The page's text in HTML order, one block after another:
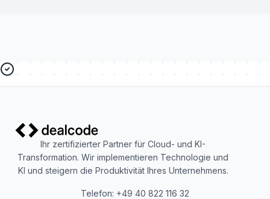
Ihr zertifizierter Partner für Cloud- und KI-
Transformation. Wir implementieren Technologie und
KI und steigern die Produktivität Ihres Unternehmens.
Telefon: +49 40 822 116 32